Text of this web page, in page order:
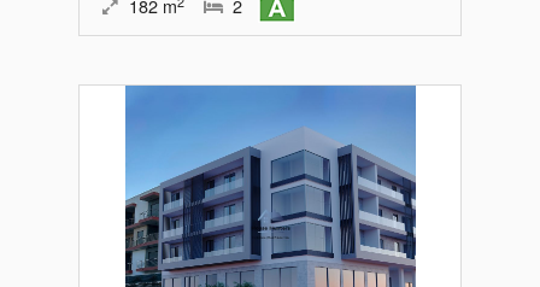
182 m 2